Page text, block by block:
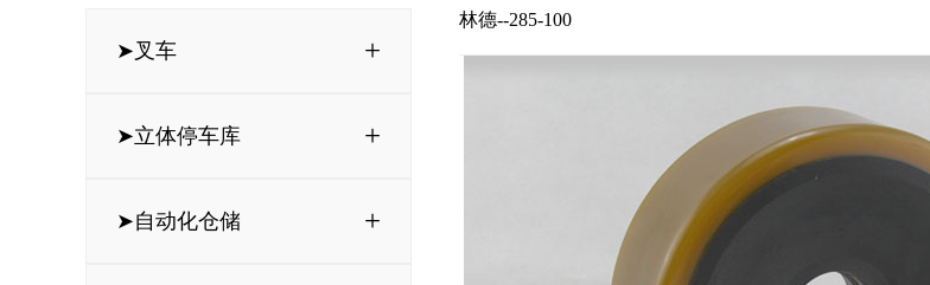
➤叉车 +
➤立体停车库 +
➤自动化仓储 +
林德--285-100